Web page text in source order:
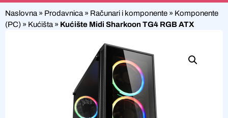
Naslovna » Prodavnica » Računari i komponente » Komponente
(PC) » Kućišta » Kućište Midi Sharkoon TG4 RGB ATX